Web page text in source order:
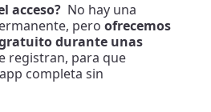
acceso? No hay una
pero ofrecemos
durante unas
registran, para que
completa sin